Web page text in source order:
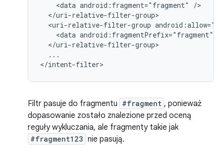
<data android:fragment="fragment"
<uri-relative-filter-group
<data android:fragmentPrefix="fragment"
...
</intent-filter>
Filtr pasuje do fragmentu #fragment , ponieważ
dopasowanie zostało znalezione przed oceną
reguły wykluczania, ale fragmenty takie jak
#fragment123 nie pasują.